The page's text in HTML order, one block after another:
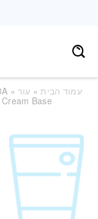
עמוד הבית» עור
Base